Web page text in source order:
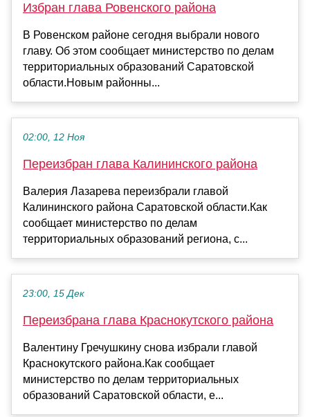
Избран глава Ровенского района
В Ровенском районе сегодня выбрали нового
главу. Об этом сообщает министерство по делам
территориальных образований Саратовской
области.Новым районны...
02:00, 12 Ноя
Переизбран глава Калининского района
Валерия Лазарева переизбрали главой
Калининского района Саратовской области.Как
сообщает министерство по делам
территориальных образований региона, с...
23:00, 15 Дек
Переизбрана глава Краснокутского района
Валентину Гречушкину снова избрали главой
Краснокутского района.Как сообщает
министерство по делам территориальных
образований Саратовской области, е...